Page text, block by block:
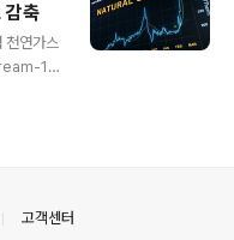
감축
연가스
1의
줄일
약 167
고객센터